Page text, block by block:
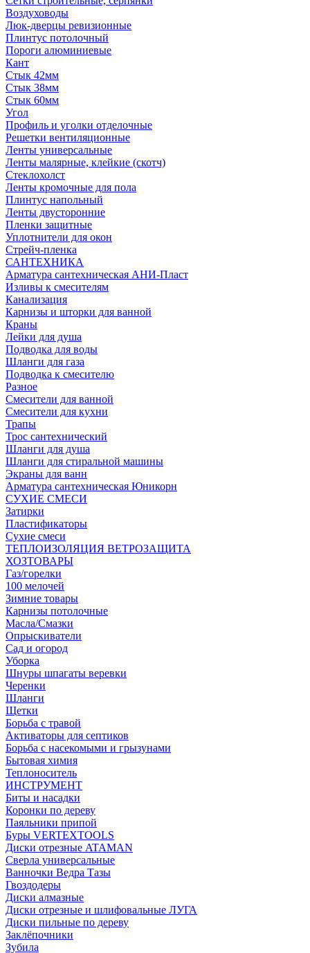
Воздуховоды
Люк-дверцы ревизионные
Плинтус потолочный
Пороги алюминиевые
Кант
Стык 42мм
Стык 38мм
Стык 60мм
Угол
Профиль и уголки отделочные
Решетки вентиляционные
Ленты универсальные
Ленты малярные, клейкие (скотч)
Стеклохолст
Ленты кромочные для пола
Плинтус напольный
Ленты двусторонние
Пленки защитные
Уплотнители для окон
Стрейч-пленка
САНТЕХНИКА
Арматура сантехническая АНИ-Пласт
Изливы к смесителям
Канализация
Карнизы и шторки для ванной
Краны
Лейки для душа
Подводка для воды
Шланги для газа
Подводка к смесителю
Разное
Смесители для ванной
Смесители для кухни
Трапы
Трос сантехнический
Шланги для душа
Шланги для стиральной машины
Экраны для ванн
Арматура сантехническая Юникорн
СУХИЕ СМЕСИ
Затирки
Пластификаторы
Сухие смеси
ТЕПЛОИЗОЛЯЦИЯ ВЕТРОЗАЩИТА
ХОЗТОВАРЫ
Газ/горелки
100 мелочей
Зимние товары
Карнизы потолочные
Масла/Смазки
Опрыскиватели
Сад и огород
Уборка
Шнуры шпагаты веревки
Черенки
Шланги
Щетки
Борьба с травой
Активаторы для септиков
Борьба с насекомыми и грызунами
Бытовая химия
Теплоноситель
ИНСТРУМЕНТ
Биты и насадки
Коронки по дереву
Паяльники припой
Буры VERTEXTOOLS
Диски отрезные ATAMAN
Сверла универсальные
Ванночки Ведра Тазы
Гвоздодеры
Диски алмазные
Диски отрезные и шлифовальные ЛУГА
Диски пильные по дереву
Заклёпочники
Зубила